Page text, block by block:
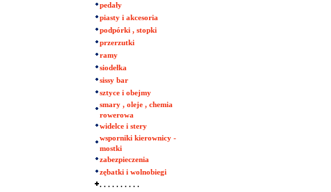
pedały
piasty i akcesoria
podpórki , stopki
przerzutki
ramy
siodełka
sissy bar
sztyce i obejmy
smary , oleje , chemia
rowerowa
widelce i stery
wsporniki kierownicy -
mostki
zabezpieczenia
zębatki i wolnobiegi
. . . . . . . . . .